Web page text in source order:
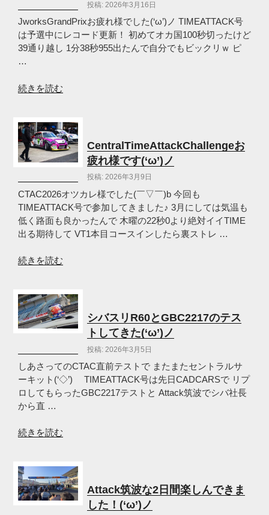
か
っ
た！
(‘ω’)
ノ”
投稿: 2026年3月16日
JworksGrandPrixお疲れ様でした(‘ω’)ノ TIMEATTACK号
は予選中にレコード更新！ 初めてオカ国100秒切ったけど
39通り越し 1分38秒955出たんで自分でもビックリｗ ピ
…
“JworksGrandPrixGP
カ
レ
様
し
た！
(‘ω’)
ノ”
の
続きを読む
CentralTimeAttackChallengeお
疲れ様です(‘ω’)ノ
投稿: 2026年3月9日
CTAC2026オツカレ様でした(￣▽￣)b 今回も
TIMEATTACK号で参加してきました♪ 3月にしては気温も
低く路面も良かったんで 木曜の22秒0より絶対イイTIME
出る期待して VT1本目コースインしたら裏ストレ …
“CentralTimeAttackChallenge
れ
様
で
(‘ω’)
ノ”
の
続きを読む
シバスリR60とGBC2217のテス
トしてきた(‘ω’)ノ
投稿: 2026年3月5日
しあさってのCTAC直前テストで またまたセントラルサ
ーキット(‘◇’)ゞ TIMEATTACK号は先日CADCARSで リプ
ロしてもらったGBC2217テストと Attack筑波でシバ社長
から直 …
“シ
リ
R60
と
続きを読む
Attack筑波な2日間楽しんできま
した！(‘ω’)ノ